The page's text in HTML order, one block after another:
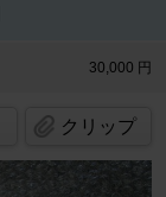
30,000 円
クリップ